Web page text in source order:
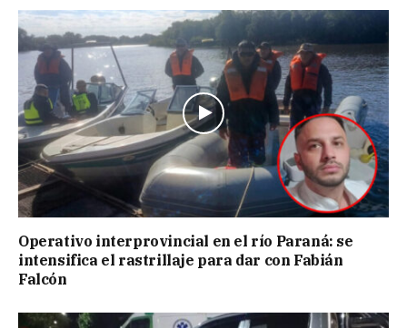
Operativo interprovincial en el río Paraná: se
intensifica el rastrillaje para dar con Fabián
Falcón